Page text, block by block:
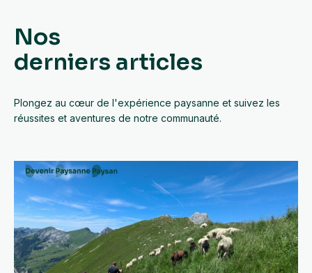
n o
o
k
p
p
Nos
derniers articles
Plongez au cœur de l'expérience paysanne et suivez les
réussites et aventures de notre communauté.